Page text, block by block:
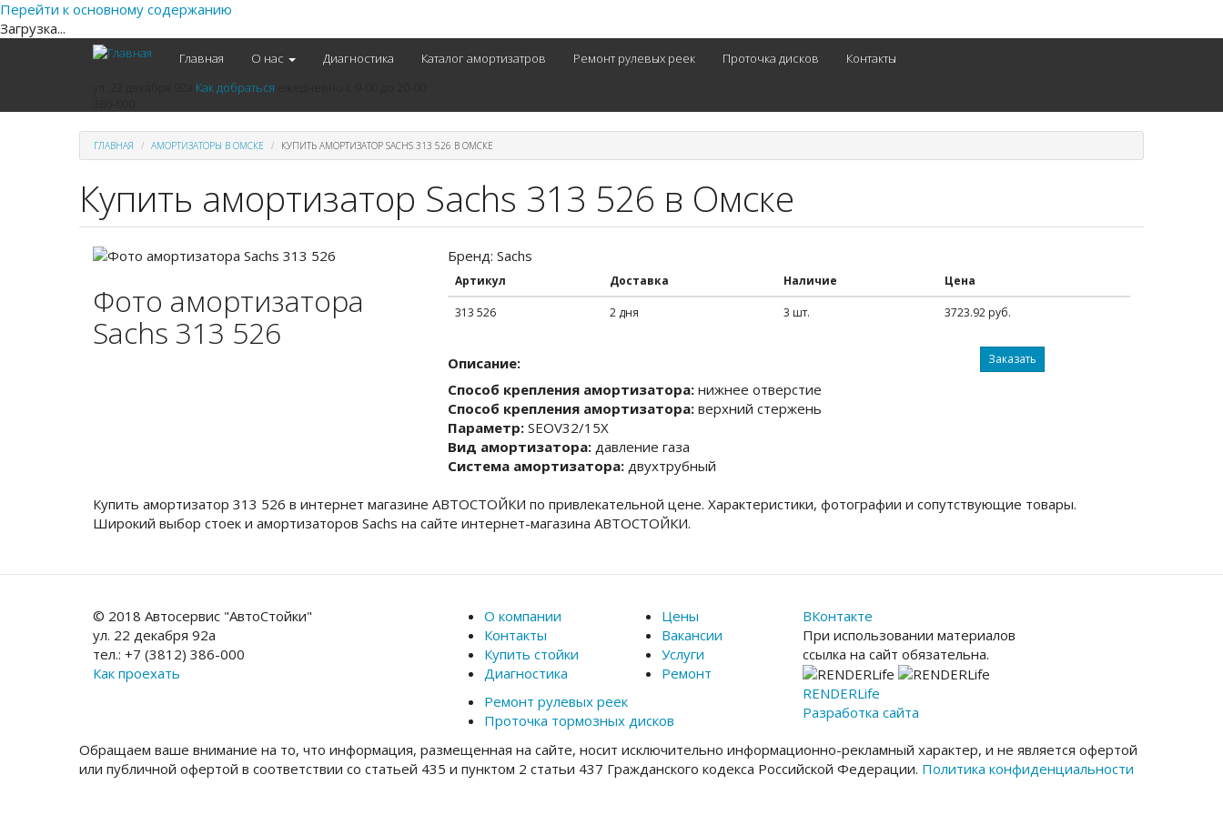
Перейти к основному содержанию
Загрузка...
Главная О нас Диагностика Каталог амортизатров Ремонт рулевых реек Проточка дисков
Контакты
Как добраться
ГЛАВНАЯ АМОРТИЗАТОРЫ В ОМСКЕ КУПИТЬ АМОРТИЗАТОР SACHS 313 526 В ОМСКЕ
Купить амортизатор Sachs 313 526 в Омске
Фото амортизатора
Sachs 313 526
Бренд: Sachs
Артикул Доставка Наличие Цена
313 526 2 дня 3 шт. 3723.92 руб.
Описание:
Способ крепления амортизатора: нижнее отверстие
Способ крепления амортизатора: верхний стержень
Параметр: SEOV32/15X
Вид амортизатора: давление газа
Система амортизатора: двухтрубный
Заказать
Купить амортизатор 313 526 в интернет магазине АВТОСТОЙКИ по привлекательной цене. Характеристики, фотографии и сопутствующие товары.
Широкий выбор стоек и амортизаторов Sachs на сайте интернет-магазина АВТОСТОЙКИ.
© 2018 Автосервис "АвтоСтойки"
ул. 22 декабря 92а
тел.: +7 (3812) 386-000
Как проехать
О компании
Контакты
Купить стойки
Диагностика
Цены
Вакансии
Услуги
Ремонт
Ремонт рулевых реек
Проточка тормозных дисков
ВКонтакте
При использовании материалов
ссылка на сайт обязательна.
RENDERLife
Разработка сайта
Обращаем ваше внимание на то, что информация, размещенная на сайте, носит исключительно информационно-рекламный характер, и не является офертой
или публичной офертой в соответствии со статьей 435 и пунктом 2 статьи 437 Гражданского кодекса Российской Федерации. Политика конфиденциальности